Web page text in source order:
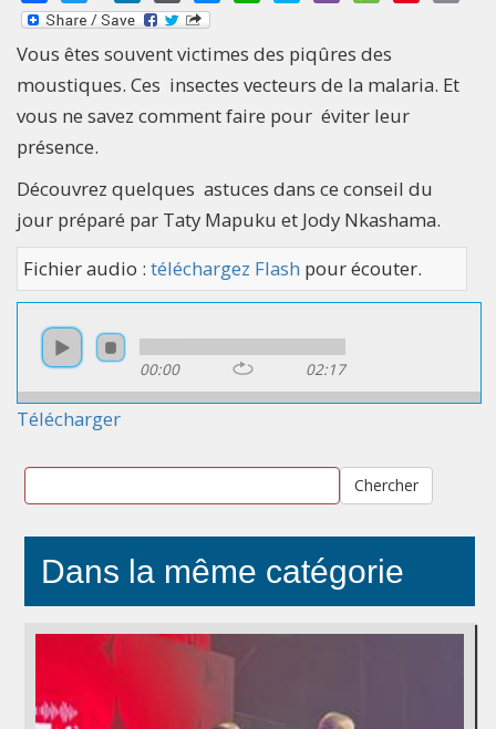
Vous êtes souvent victimes des piqûres des
moustiques. Ces insectes vecteurs de la malaria. Et
vous ne savez comment faire pour éviter leur
présence.
Découvrez quelques astuces dans ce conseil du
jour préparé par Taty Mapuku et Jody Nkashama.
Fichier audio : téléchargez Flash pour écouter.
00:00 02:17
Télécharger
Chercher
Dans la même catégorie